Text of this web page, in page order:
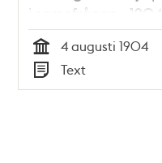
i samefrågan - 1904
Tid
4 augusti 1904
Typ
Text